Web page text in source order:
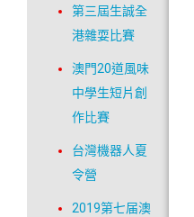
第三屆生誠全
港雜耍比賽
澳門20道風味
中學生短片創
作比賽
台灣機器人夏
令營
2019第七届澳